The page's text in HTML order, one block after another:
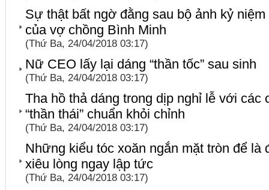
Sự thật bất ngờ đằng sau bộ ảnh kỷ
của vợ chồng Bình Minh
(Thứ Ba, 24/04/2018 03:17)
Nữ CEO lấy lại dáng “thần tốc” sau sinh
(Thứ Ba, 24/04/2018 03:17)
Tha hồ thả dáng trong dịp nghỉ lễ với các
“thần thái” chuẩn khỏi chỉnh
(Thứ Ba, 24/04/2018 03:17)
Những kiểu tóc xoăn ngắn mặt tròn để là
xiêu lòng ngay lập tức
(Thứ Ba, 24/04/2018 03:17)